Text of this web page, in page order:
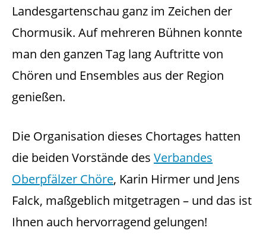
Landesgartenschau ganz im Zeichen der
Chormusik. Auf mehreren Bühnen konnte
man den ganzen Tag lang Auftritte von
Chören und Ensembles aus der Region
genießen.
Die Organisation dieses Chortages hatten
die beiden Vorstände des Verbandes
Oberpfälzer Chöre, Karin Hirmer und Jens
Falck, maßgeblich mitgetragen – und das ist
Ihnen auch hervorragend gelungen!